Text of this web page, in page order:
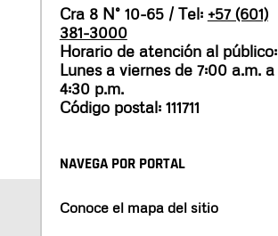
Cra 8 N° 10-65 / Tel: +57 (601)
381-3000
Horario de atención al público:
Lunes a viernes de 7:00 a.m. a
4:30 p.m.
Código postal: 111711
NAVEGA POR PORTAL
Conoce el mapa del sitio